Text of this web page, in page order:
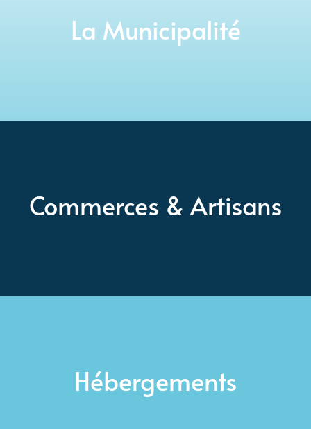
La Municipalité
Commerces & Artisans
Hébergements